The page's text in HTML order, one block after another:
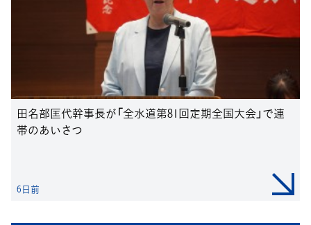
田名部匡代幹事長が「全水道第81回定期全国大会」で連
帯のあいさつ
6日前